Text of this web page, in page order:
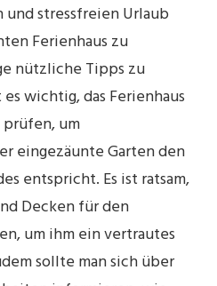
stressfreien Urlaub
Ferienhaus zu
nützliche Tipps zu
wichtig, das Ferienhaus
prüfen, um
eingezäunte Garten den
entspricht. Es ist ratsam,
Decken für den
um ihm ein vertrautes
sollte man sich über